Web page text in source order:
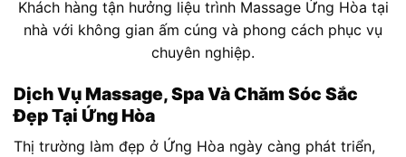
Khách hàng tận hưởng liệu trình Massage Ứng Hòa tại
nhà với không gian ấm cúng và phong cách phục vụ
chuyên nghiệp.
Dịch Vụ Massage, Spa Và Chăm Sóc Sắc
Đẹp Tại Ứng Hòa
Thị trường làm đẹp ở Ứng Hòa ngày càng phát triển,